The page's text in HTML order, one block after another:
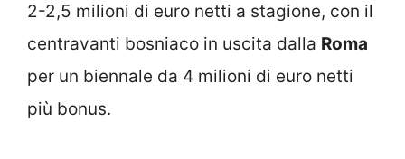
2-2,5 milioni di euro netti a stagione, con il
centravanti bosniaco in uscita dalla Roma
per un biennale da 4 milioni di euro netti
più bonus.